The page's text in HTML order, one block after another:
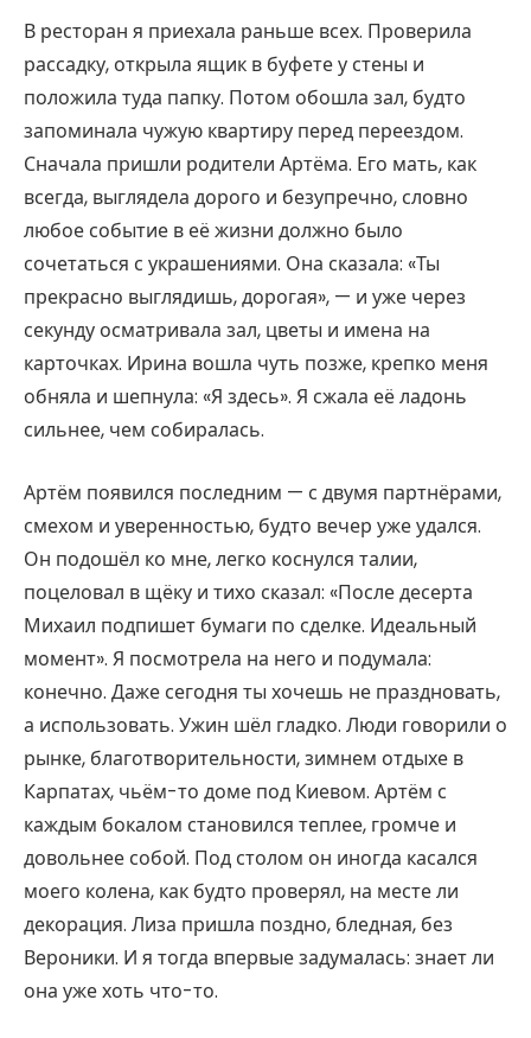
В ресторан я приехала раньше всех. Проверила
рассадку, открыла ящик в буфете у стены и
положила туда папку. Потом обошла зал, будто
запоминала чужую квартиру перед переездом.
Сначала пришли родители Артёма. Его мать, как
всегда, выглядела дорого и безупречно, словно
любое событие в её жизни должно было
сочетаться с украшениями. Она сказала: «Ты
прекрасно выглядишь, дорогая», — и уже через
секунду осматривала зал, цветы и имена на
карточках. Ирина вошла чуть позже, крепко меня
обняла и шепнула: «Я здесь». Я сжала её ладонь
сильнее, чем собиралась.
Артём появился последним — с двумя партнёрами,
смехом и уверенностью, будто вечер уже удался.
Он подошёл ко мне, легко коснулся талии,
поцеловал в щёку и тихо сказал: «После десерта
Михаил подпишет бумаги по сделке. Идеальный
момент». Я посмотрела на него и подумала:
конечно. Даже сегодня ты хочешь не праздновать,
а использовать. Ужин шёл гладко. Люди говорили о
рынке, благотворительности, зимнем отдыхе в
Карпатах, чьём-то доме под Киевом. Артём с
каждым бокалом становился теплее, громче и
довольнее собой. Под столом он иногда касался
моего колена, как будто проверял, на месте ли
декорация. Лиза пришла поздно, бледная, без
Вероники. И я тогда впервые задумалась: знает ли
она уже хоть что-то.